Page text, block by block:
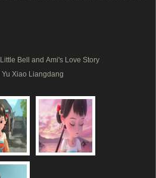
Little Bell and Ami's Love Story
Yu Xiao Liangdang